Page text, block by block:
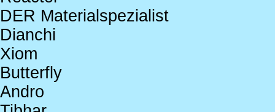
DER Materialspezialist
Dianchi
Xiom
Butterfly
Andro